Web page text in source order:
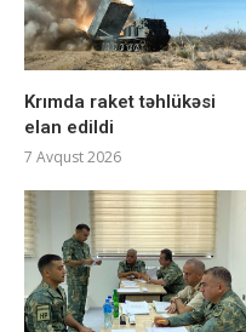
Krımda raket təhlükəsi
elan edildi
7 Avqust 2026